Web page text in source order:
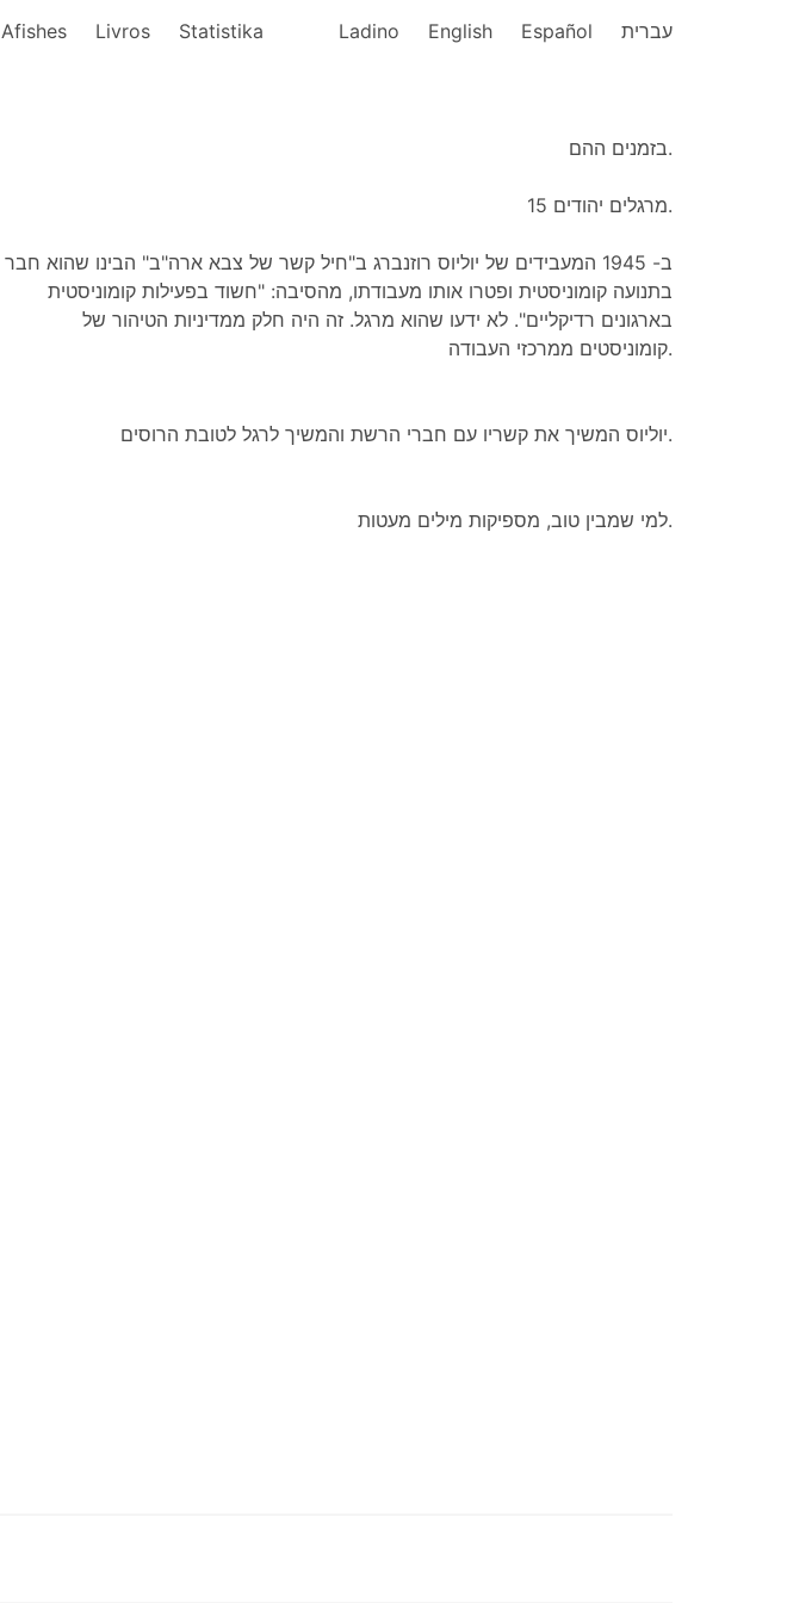
Afishes Livros Statistika Ladino English Español עברית
בזמנים ההם.
מרגלים יהודים 15.
ב- 1945 המעבידים של יוליוס רוזנברג ב"חיל קשר של צבא ארה"ב" הבינו שהוא חבר
בתנועה קומוניסטית ופטרו אותו מעבודתו, מהסיבה: "חשוד בפעילות קומוניסטית
בארגונים רדיקליים". לא ידעו שהוא מרגל. זה היה חלק ממדיניות הטיהור של
קומוניסטים ממרכזי העבודה.
יוליוס המשיך את קשריו עם חברי הרשת והמשיך לרגל לטובת הרוסים.
למי שמבין טוב, מספיקות מילים מעטות.